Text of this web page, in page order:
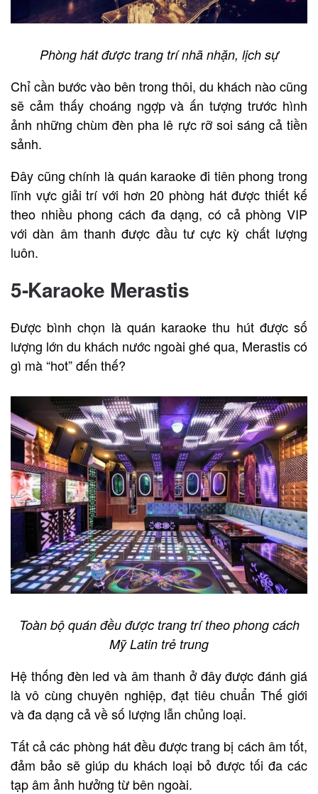
Phòng hát được trang trí nhã nhặn, lịch sự
Chỉ cần bước vào bên trong thôi, du khách nào cũng
sẽ cảm thấy choáng ngợp và ấn tượng trước hình
ảnh những chùm đèn pha lê rực rỡ soi sáng cả tiền
sảnh.
Đây cũng chính là quán karaoke đi tiên phong trong
lĩnh vực giải trí với hơn 20 phòng hát được thiết kế
theo nhiều phong cách đa dạng, có cả phòng VIP
với dàn âm thanh được đầu tư cực kỳ chất lượng
luôn.
5-Karaoke Merastis
Được bình chọn là quán karaoke thu hút được số
lượng lớn du khách nước ngoài ghé qua, Merastis có
gì mà “hot” đến thế?
Toàn bộ quán đều được trang trí theo phong cách
Mỹ Latin trẻ trung
Hệ thống đèn led và âm thanh ở đây được đánh giá
là vô cùng chuyên nghiệp, đạt tiêu chuẩn Thế giới
và đa dạng cả về số lượng lẫn chủng loại.
Tất cả các phòng hát đều được trang bị cách âm tốt,
đảm bảo sẽ giúp du khách loại bỏ được tối đa các
tạp âm ảnh hưởng từ bên ngoài.